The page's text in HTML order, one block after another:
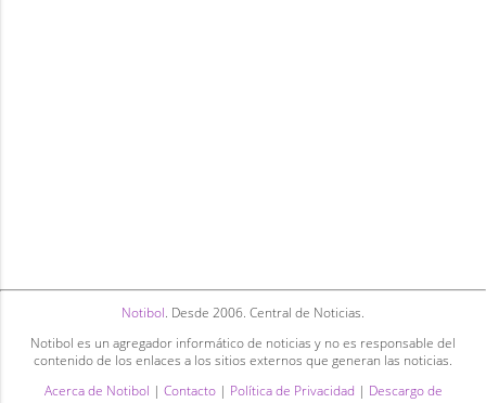
Notibol. Desde 2006. Central de Noticias.
Notibol es un agregador informático de noticias y no es responsable del
contenido de los enlaces a los sitios externos que generan las noticias.
Acerca de Notibol | Contacto| Política de Privacidad | Descargo de